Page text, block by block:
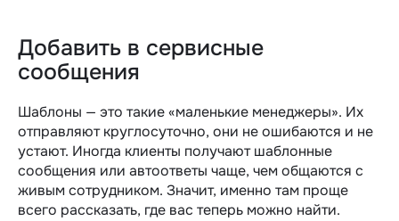
Добавить в сервисные
сообщения
Шаблоны — это такие «маленькие менеджеры». Их
отправляют круглосуточно, они не ошибаются и не
устают. Иногда клиенты получают шаблонные
сообщения или автоответы чаще, чем общаются с
живым сотрудником. Значит, именно там проще
всего рассказать, где вас теперь можно найти.